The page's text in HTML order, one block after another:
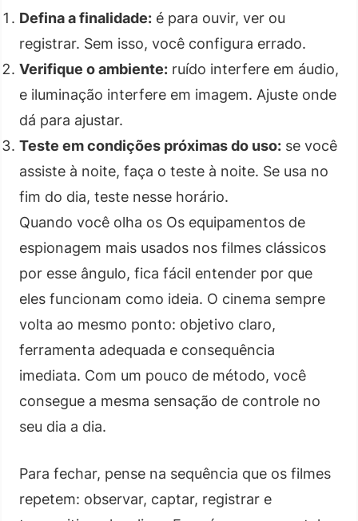
Defina a finalidade: é para ouvir, ver ou
registrar. Sem isso, você configura errado.
Verifique o ambiente: ruído interfere em áudio,
e iluminação interfere em imagem. Ajuste onde
dá para ajustar.
Teste em condições próximas do uso: se você
assiste à noite, faça o teste à noite. Se usa no
fim do dia, teste nesse horário.
Quando você olha os Os equipamentos de
espionagem mais usados nos filmes clássicos
por esse ângulo, fica fácil entender por que
eles funcionam como ideia. O cinema sempre
volta ao mesmo ponto: objetivo claro,
ferramenta adequada e consequência
imediata. Com um pouco de método, você
consegue a mesma sensação de controle no
seu dia a dia.
Para fechar, pense na sequência que os filmes
repetem: observar, captar, registrar e